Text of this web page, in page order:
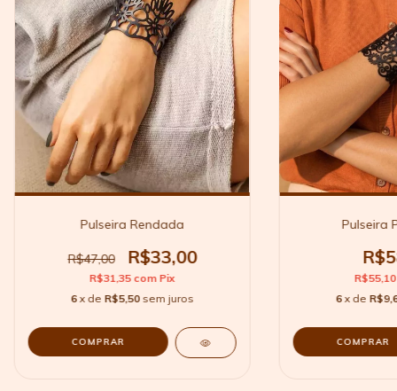
Pulseira Rendada
R$47,00 R$33,00
R$31,35 com Pix
6 x de R$5,50 sem juros
Pulseira
6 x de